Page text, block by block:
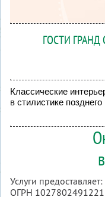
ГОСТИ ГРАНД
Классические
в стилистике
Услуги
ОГРН 1027802491221